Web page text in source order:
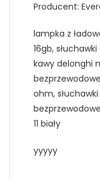
Producent:
lampka z
16gb,
kawy delonghi
ohm,
11 biały
yyyyy